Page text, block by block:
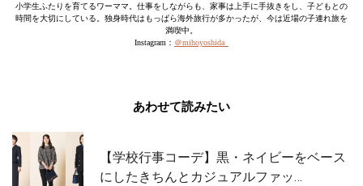
小学生ふたりを育てるワーママ。仕事をしながらも、家事は上手に手抜きをし、子どもとの
時間を大切にしている。独身時代はもっぱら海外旅行が多かったが、今は近場の子連れ旅を
満喫中。
Instagram： ＠mihoyoshida_
あわせて読みたい
【学校行事コーデ】黒・ネイビーをベース
にしたきちんとカジュアルファッ…